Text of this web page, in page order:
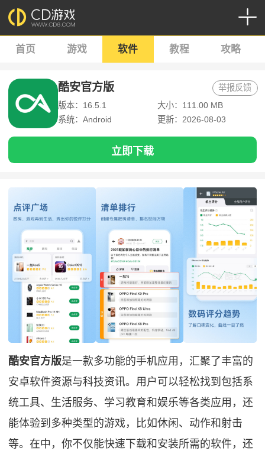
首页 游戏 软件 教程 攻略
酷安官方版
版本：16.5.1
大小：111.00 MB
系统：Android
更新：2026-08-03
举报反馈
立即下载
酷安官方版是一款多功能的手机应用，汇聚了丰富的
安卓软件资源与科技资讯。用户可以轻松找到包括系
统工具、生活服务、学习教育和娱乐等各类应用，还
能体验到多种类型的游戏，比如休闲、动作和射击
等。在中，你不仅能快速下载和安装所需的软件，还